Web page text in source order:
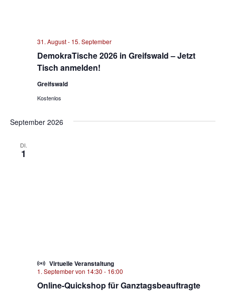
DemokraTische 2026 in Greifswald – Jetzt
Tisch anmelden!
31. August- 15. September
Greifswald
Kostenlos
September 2026
DI.
1
Online-Quickshop für Ganztagsbeauftragte
1. September von 14:30 - 16:00
Virtuelle Veranstaltung